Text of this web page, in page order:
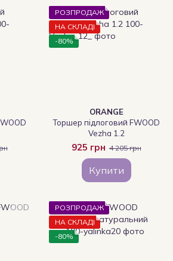
РОЗПРОДАЖ
НА СКЛАДІ
-80%
ORANGE
Торшер підлоговий FWOOD
Vezha 1.2
925 грн 4 205 грн
Купити
РОЗПРОДАЖ
НА СКЛАДІ
-80%